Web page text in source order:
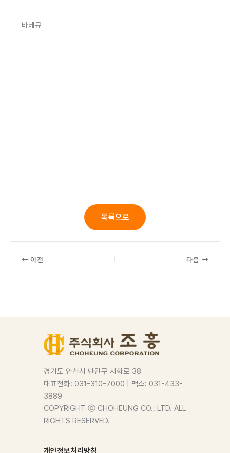
바베큐
목록으로
이전 다음
경기도 안산시 단원구 시화로 38
대표전화: 031-310-7000 | 팩스: 031-433-
3889
COPYRIGHT ⓒ CHOHEUNG CO., LTD. ALL
RIGHTS RESERVED.
개인정보처리방침